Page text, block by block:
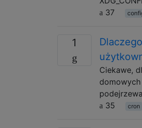
37
1
Ciekawe,
35
cron